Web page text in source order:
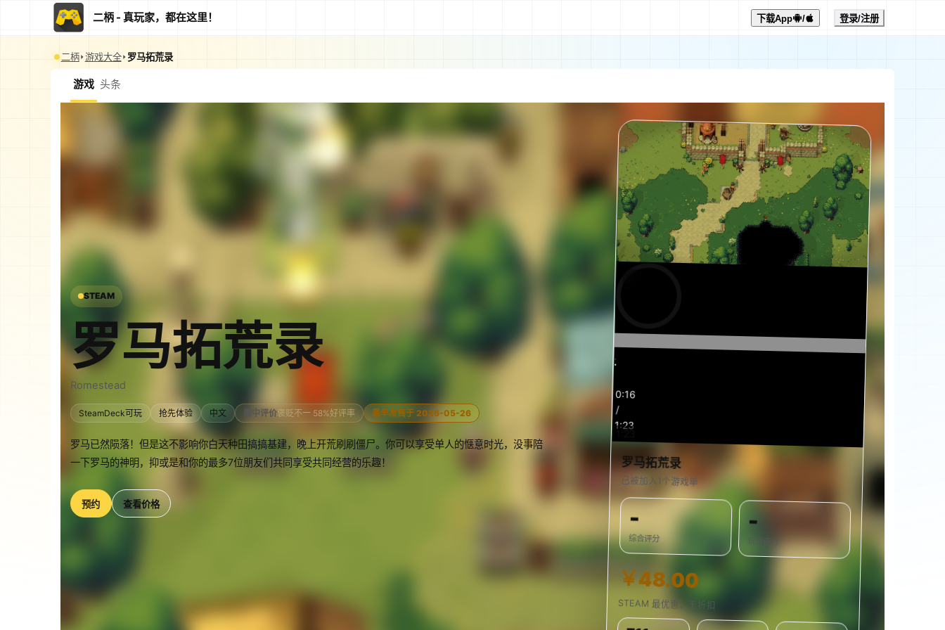
二柄 - 真玩家，都在这里！ 下载App / 登录/注册
二柄 游戏大全 罗马拓荒录
游戏 头条
STEAM
罗马拓荒录
Romestead
SteamDeck可玩 抢先体验 中文 简中评价褒贬不一 58%好评率 最早发售于 2026-05-26
罗马已然陨落！但是这不影响你白天种田搞搞基建，晚上开荒刷刷僵尸。你可以享受单人的惬意时光，没事陪
一下罗马的神明，抑或是和你的最多7位朋友们共同享受共同经营的乐趣！
预约 查看价格
0:17
/
1:23
预
览
罗马拓荒录
已被加入1个游戏单
-
综合评分
-
玩过评分
￥48.00
STEAM 最优惠，无折扣